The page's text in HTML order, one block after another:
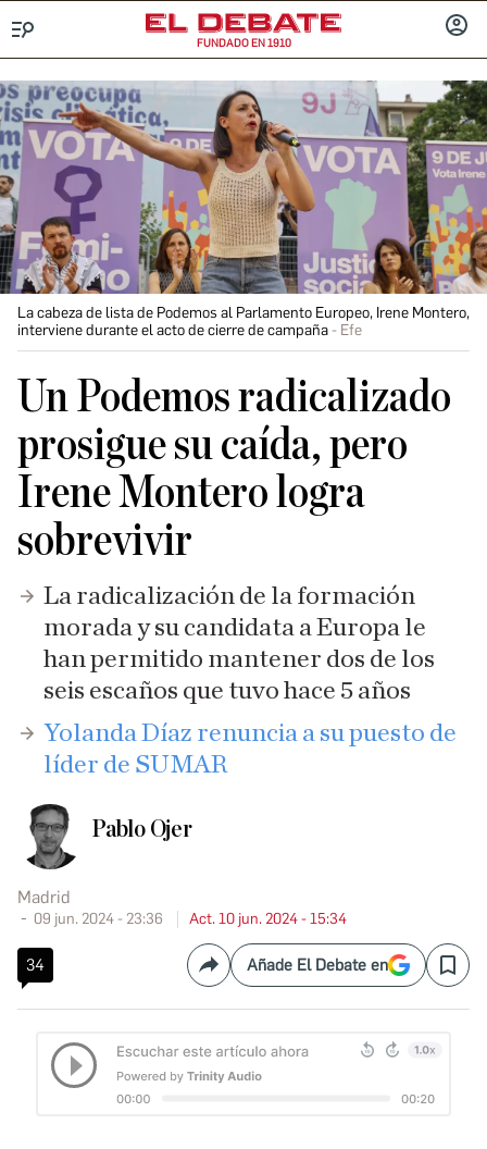
FUNDADO EN 1910
La cabeza de lista de Podemos al Parlamento Europeo, Irene Montero,
interviene durante el acto de cierre de campaña
Efe
Un Podemos radicalizado
prosigue su caída, pero
Irene Montero logra
sobrevivir
La radicalización de la formación
morada y su candidata a Europa le
han permitido mantener dos de los
seis escaños que tuvo hace 5 años
Yolanda Díaz renuncia a su puesto de
líder de SUMAR
Pablo Ojer
Madrid
09 jun. 2024 - 23:36 Act. 10 jun. 2024 - 15:34
34 CompartirAñade El Debate en Save